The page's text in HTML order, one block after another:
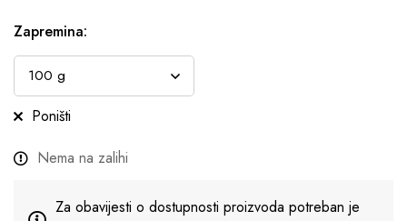
Zapremina:
Poništi
Nema na zalihi
Za obavijesti o dostupnosti proizvoda potreban je